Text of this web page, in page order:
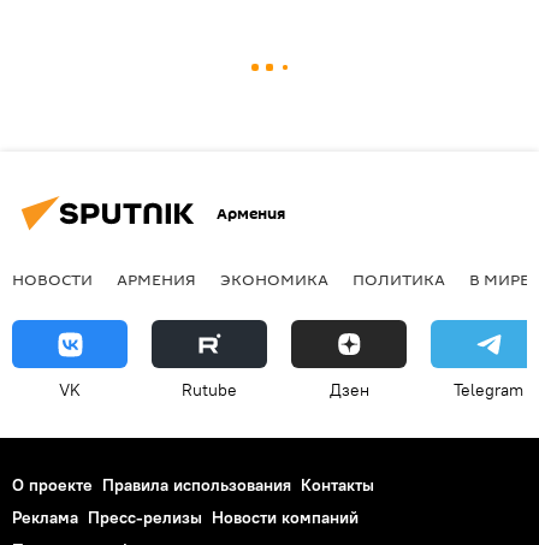
Армения
НОВОСТИ АРМЕНИЯ ЭКОНОМИКА ПОЛИТИКА В МИРЕ
VK Rutube Дзен Telegram
О проекте Правила использования Контакты
Реклама Пресс-релизы Новости компаний